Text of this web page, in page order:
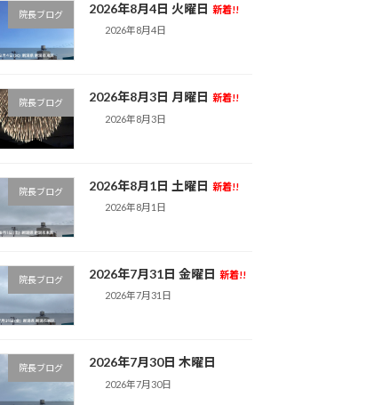
院長ブログ 2026年8月4日 火曜日 新着!!
2026年8月4日
院長ブログ 2026年8月3日 月曜日 新着!!
2026年8月3日
院長ブログ 2026年8月1日 土曜日 新着!!
2026年8月1日
院長ブログ 2026年7月31日 金曜日 新着!!
2026年7月31日
院長ブログ 2026年7月30日 木曜日
2026年7月30日